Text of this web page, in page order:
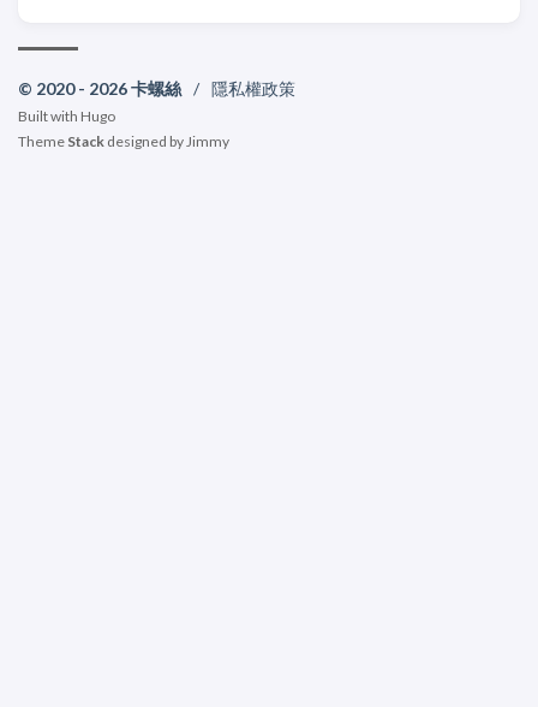
© 2020 - 2026 卡螺絲 / 隱私權政策
Built with Hugo
Theme Stack designed by Jimmy